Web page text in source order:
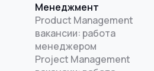
Менеджмент
Product Management
вакансии: работа
менеджером
Project Management